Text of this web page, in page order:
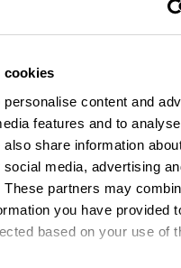
cookies
content and
features and to
share information
media, advertising
partners may
you have provided
based on your use of
poznawcze.
Secrets także o:
objawy autyzmu?
jakość życia